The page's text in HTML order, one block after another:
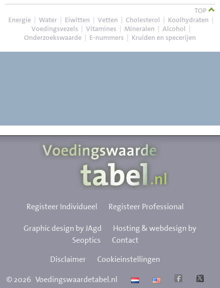
TOP
Energie | Water | Eiwitten | Vetten | Cholesterol | Koolhydraten |
Voedingsvezels | Vitamines | Mineralen | Alcohol |
Onderzoekswaarde | E-nummers | Kruiden en specerijen
Registeer Individueel Registeer Professional
Graphic design by JAgd
Hosting & webdesign by
Seoptics
Contact
Disclaimer
Cookieinstellingen
©2026 Voedingswaardetabel.nl